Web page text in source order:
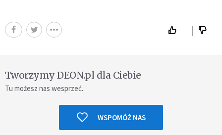
Tworzymy DEON.pl dla Ciebie
Tu możesz nas wesprzeć.
WSPOMÓŻ NAS